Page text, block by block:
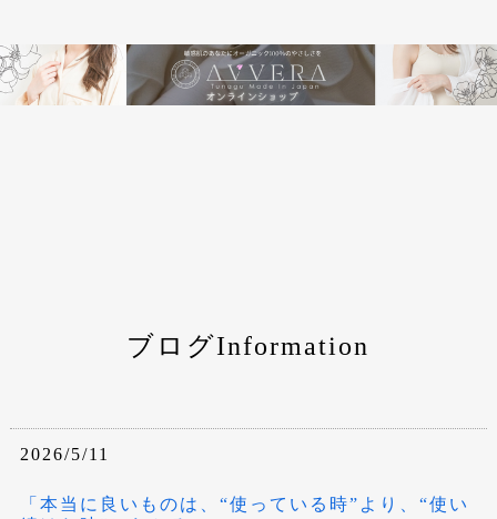
ブログInformation
2026/5/11
「本当に良いものは、“使っている時”より、“使い